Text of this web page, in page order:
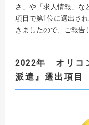
さ」や「求人情報」な
項目で第1位に選出さ
きましたので、ご報告
2022年 オリコ
派遣 』 選出 項目